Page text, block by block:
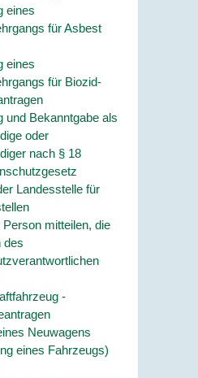
eines
für Asbest
eines
für Biozid-
und Bekanntgabe als
oder
nach § 18
Landesstelle für
mitteilen, die
des
-
Neuwagens
eines Fahrzeugs)